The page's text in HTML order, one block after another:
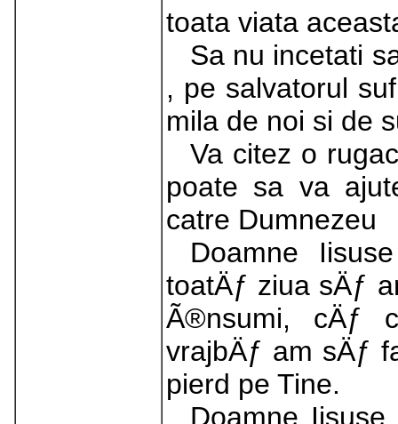
toata viata
Sa nu incetati
, pe salvatorul
mila de noi si de
Va citez o
poate sa va
catre Dumnezeu
Doamne
toatÄƒ ziua sÄƒ
Ã®nsumi, cÄƒ
vrajbÄƒ am sÄƒ
pierd pe Tine.
Doamne